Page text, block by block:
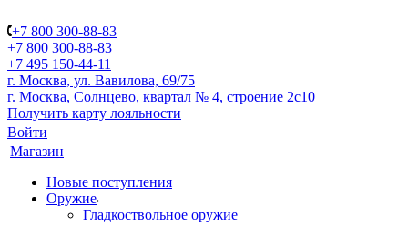
+7 800 300-88-83
+7 800 300-88-83
+7 495 150-44-11
г. Москва, ул. Вавилова, 69/75
г. Москва, Солнцево, квартал № 4, строение 2с10
Получить карту лояльности
Войти
Магазин
Новые поступления
Оружие
Гладкоствольное оружие